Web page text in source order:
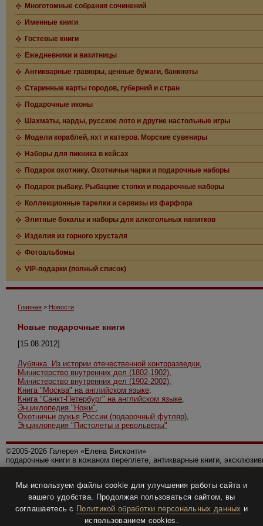
Многотомные собрания сочинений
Именные книги
Гостевые книги
Ежедневники и визитницы
Антикварные гравюры, ценные бумаги, банкноты
Старинные карты городов, губерний и стран
Подарочные иконы
Шахматы, нарды, русское лото и другие настольные игры
Модели кораблей, яхт и катеров. Морские сувениры
Наборы для пикника в кейсах
Подарок охотнику. Охотничьи чарки и подарочные наборы
Подарок рыбаку. Рыбацкие стопки и подарочные наборы
Коллекционные тарелки и сервизы из фарфора
Элитные бокалы и наборы для алкогольных напитков
Изделия из горного хрусталя
Фотоальбомы
VIP-подарки (полный список)
Главная > Новости
Новые подарочные книги
[15.08.2012]
Лубянка. Из истории отечественной контрразведки,
Министерство внутренних дел (1802-1902),
Министерство внутренних дел (1902-2002),
Книга "Москва" на английском языке,
Книга "Санкт-Петербург" на английском языке,
Энциклопедия "Ножи",
Охотничьи ружья России (подарочный футляр),
Энциклопедия "Пистолеты и револьверы"
©2005-2026 Галерея «Елена Висконти»
подарочные книги в кожаном переплете, антикварные книги,
Политика конфиденциальности
Все права защищены.
Разработка и дизайнBTV-info.
Мы используем файлы cookie для улучшения работы сайта и
вашего удобства. Продолжая пользоваться сайтом, вы
соглашаетесь с Политикой обработки персональных данных и
использованием cookies.